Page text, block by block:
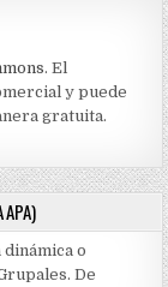
. El
y puede
gratuita.
APA)
o
De